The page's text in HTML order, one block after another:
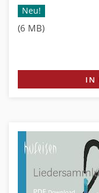
Neu!
(6 MB)
IN